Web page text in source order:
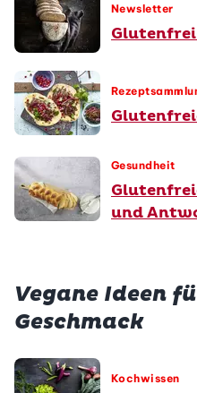
Newsletter
Gesundheit
und
Vegane Ideen
Geschmack
Kochwissen